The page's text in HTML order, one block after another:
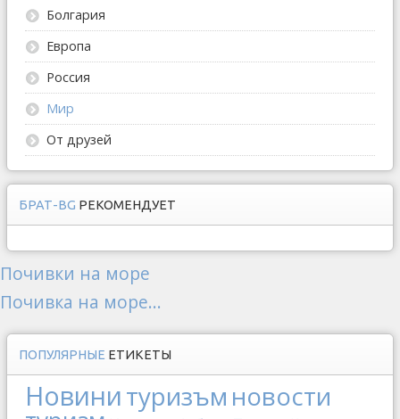
Болгария
Европа
Россия
Мир
От друзей
БРАТ-BG РЕКОМЕНДУЕТ
Почивки на море
Почивка на море...
ПОПУЛЯРНЫЕ ЕТИКЕТЫ
Новинитуризъм новости